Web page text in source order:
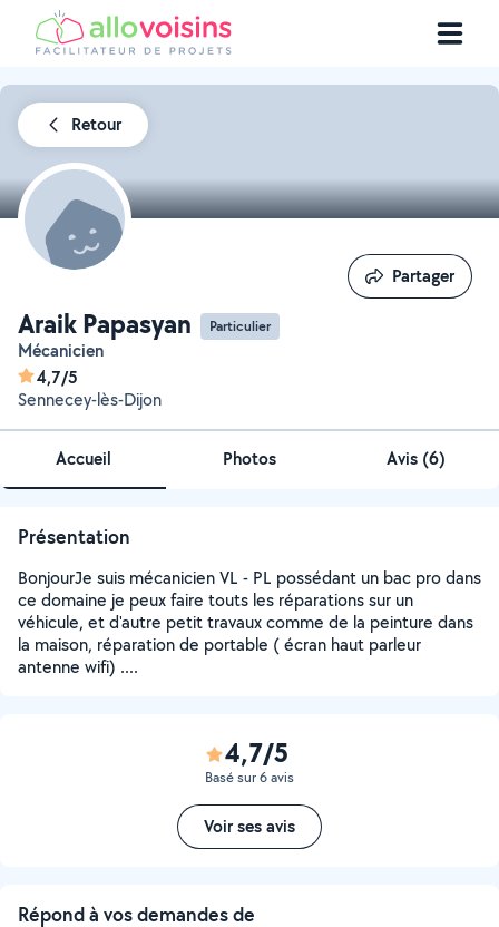
Retour
Araik Papasyan Particulier
Mécanicien
4,7/5
Sennecey-lès-Dijon
Partager
Partager
Accueil Photos Avis (6)
Présentation
BonjourJe suis mécanicien VL - PL possédant un bac pro dans
ce domaine je peux faire touts les réparations sur un
véhicule, et d'autre petit travaux comme de la peinture dans
la maison, réparation de portable ( écran haut parleur
antenne wifi) ....
4,7/5
Basé sur 6 avis
Voir ses avis
Répond à vos demandes de